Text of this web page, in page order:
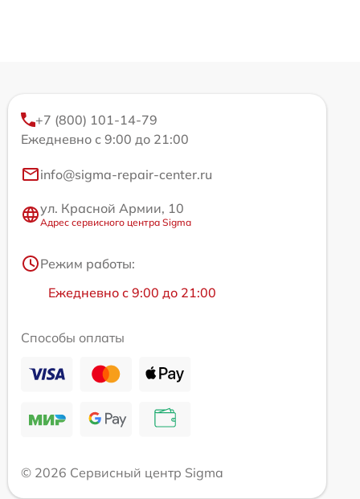
+7 (800) 101-14-79
Ежедневно с 9:00 до 21:00
info@sigma-repair-center.ru
ул. Красной Армии, 10
Адрес сервисного центра Sigma
Режим работы:
Ежедневно с 9:00 до 21:00
Способы оплаты
© 2026 Сервисный центр Sigma